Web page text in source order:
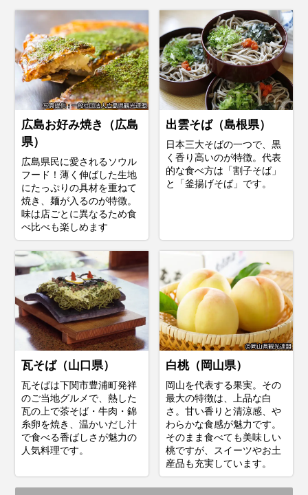
広島お好み焼き（広島
県）
広島県民に愛されるソウル
フード！薄く伸ばした生地
にたっぷりの具材を重ねて
焼き、麺が入るのが特徴。
味は店ごとに異なるため食
べ比べも楽しめます
出雲そば（島根県）
日本三大そばの一つで、黒
く香り高いのが特徴。代表
的な食べ方は「割子そば」
と「釜揚げそば」です。
瓦そば（山口県）
瓦そばは下関市豊浦町発祥
のご当地グルメで、熱した
瓦の上で茶そば・牛肉・錦
糸卵を焼き、温かいだし汁
で食べる香ばしさが魅力の
人気料理です。
白桃（岡山県）
岡山を代表する果実。その
最大の特徴は、上品な白
さ。甘い香りと清涼感、や
わらかな食感が魅力です。
そのまま食べても美味しい
桃ですが、スイーツやお土
産品も充実しています。